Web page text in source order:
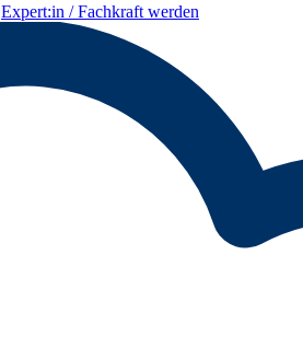
Expert:in / Fachkraft werden